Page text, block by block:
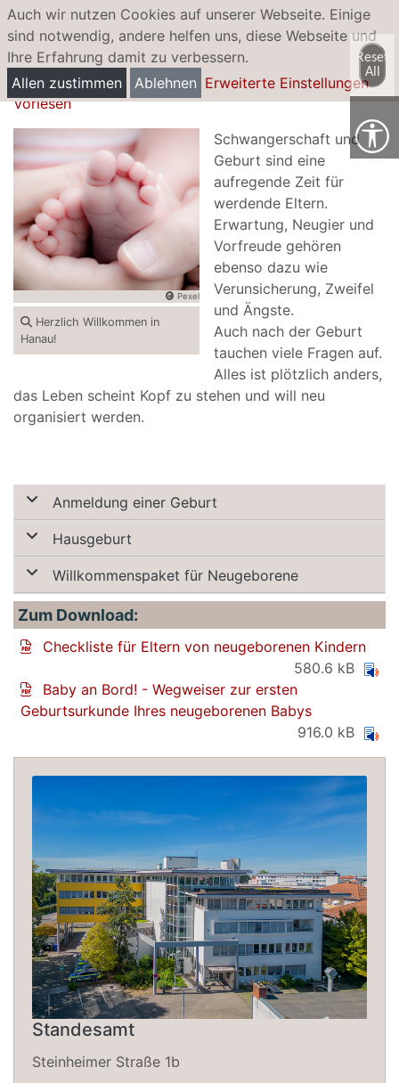
Auch wir nutzen Cookies auf unserer Webseite. Einige
sind notwendig, andere helfen uns, diese Webseite und
Ihre Erfahrung damit zu verbessern.
Allen zustimmen
Ablehnen Erweiterte Einstellungen
Geburt
Vorlesen
Pexel
Herzlich Willkommen in
Hanau!
Schwangerschaft und
Geburt sind eine
aufregende Zeit für
werdende Eltern.
Erwartung, Neugier und
Vorfreude gehören
ebenso dazu wie
Verunsicherung, Zweifel
und Ängste.
Auch nach der Geburt
tauchen viele Fragen auf.
Alles ist plötzlich anders,
das Leben scheint Kopf zu stehen und will neu
organisiert werden.
Anmeldung einer Geburt
Hausgeburt
Willkommenspaket für Neugeborene
Zum Download:
Checkliste für Eltern von neugeborenen Kindern
580.6 kB
Baby an Bord! - Wegweiser zur ersten
Geburtsurkunde Ihres neugeborenen Babys
916.0 kB
Standesamt
Steinheimer Straße 1b
Reset
All